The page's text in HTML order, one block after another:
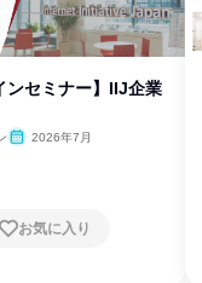
ンセミナー】IIJ企業
2026年7月
お気に入り